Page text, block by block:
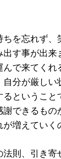
ちを忘れず、
出す事が出来
で来てくれ
分が厳しい
ということ
できるもの
増えていく
則、引き寄